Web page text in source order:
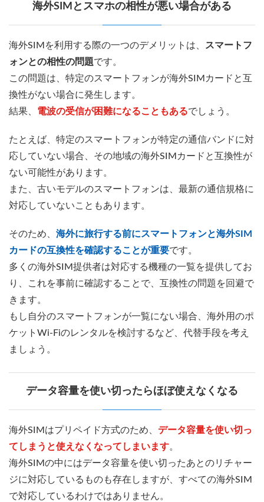
海外SIMとスマホの相性が悪い場合がある
海外SIMを利用する際の一つのデメリットは、
スマートフ
ォンとの相性の問題です。
この問題は、特定のスマートフォンが海外SIMカードと互
換性がない場合に発生します。
結果、 電波の受信が困難になることもあるでしょう。
たとえば、特定のスマートフォンが特定の通信バンドに対
応していない場合、その地域の海外SIMカードと互換性が
ない可能性があります。
また、古いモデルのスマートフォンは、最新の通信規格に
対応していないこともあります。
そのため、 海外に旅行する前にスマートフォンと海外SIM
カードの互換性を確認することが重要です。
多くの海外SIM提供者は対応する機種の一覧を提供してお
り、これを事前に確認することで、互換性の問題を回避で
きます。
もし自分のスマートフォンが一覧にない場合、海外用のポ
ケットWi-Fiのレンタルを検討するなど、代替手段を考え
ましょう。
データ容量を使い切ったらほぼ使えなくなる
海外SIMはプリペイド方式のため、 データ容量を使い切っ
てしまうと使えなくなってしまいます。
海外SIMの中にはデータ容量を使い切ったあとのリチャー
ジに対応しているものも存在しますが、すべての海外SIM
で対応しているわけではありません。